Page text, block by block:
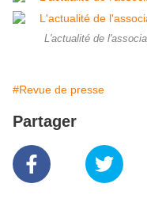
L'actualité de
#Revue de presse
Partager